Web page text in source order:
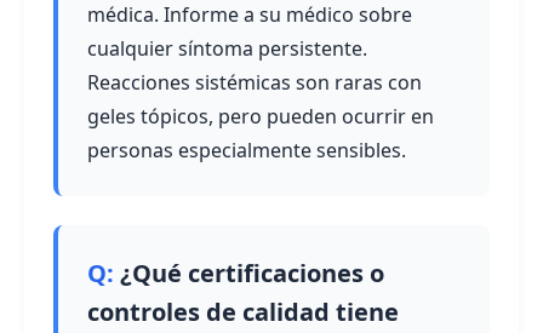
médica. Informe a su médico sobre
cualquier síntoma persistente.
Reacciones sistémicas son raras con
geles tópicos, pero pueden ocurrir en
personas especialmente sensibles.
¿Qué certificaciones o
controles de calidad tiene